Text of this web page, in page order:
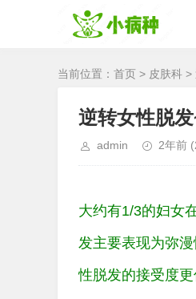
当前位置： 首页 > 皮肤科 >
逆转女性脱
admin 2年前
大约有1/3的妇女
发主要表现为弥
性脱发的接受度